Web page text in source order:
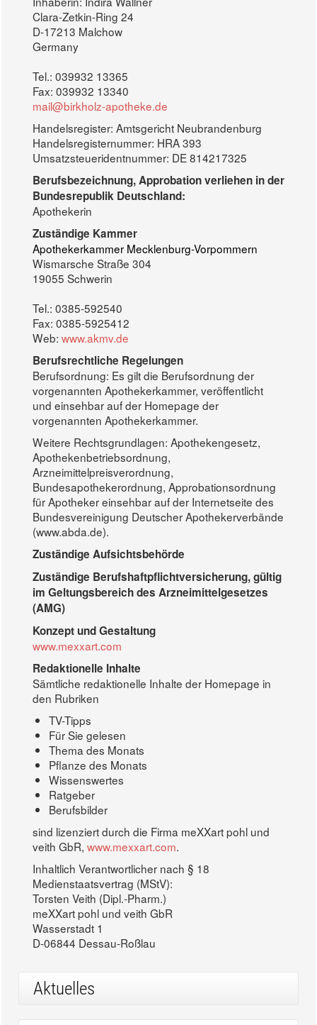
Clara-Zetkin-Ring 24
D-17213 Malchow
Germany
Tel.: 039932 13365
Fax: 039932 13340
mail@birkholz-apotheke.de
Handelsregister: Amtsgericht Neubrandenburg
Handelsregisternummer: HRA 393
Umsatzsteueridentnummer: DE 814217325
Berufsbezeichnung, Approbation verliehen in der
Bundesrepublik Deutschland:
Apothekerin
Zuständige Kammer
Apothekerkammer Mecklenburg-Vorpommern
Wismarsche Straße 304
19055 Schwerin
Tel.: 0385-592540
Fax: 0385-5925412
Web: www.akmv.de
Berufsrechtliche Regelungen
Berufsordnung: Es gilt die Berufsordnung der
vorgenannten Apothekerkammer, veröffentlicht
und einsehbar auf der Homepage der
vorgenannten Apothekerkammer.
Weitere Rechtsgrundlagen: Apothekengesetz,
Apothekenbetriebsordnung,
Arzneimittelpreisverordnung,
Bundesapothekerordnung, Approbationsordnung
für Apotheker einsehbar auf der Internetseite des
Bundesvereinigung Deutscher Apothekerverbände
(www.abda.de).
Zuständige Aufsichtsbehörde
Zuständige Berufshaftpflichtversicherung, gültig
im Geltungsbereich des Arzneimittelgesetzes
(AMG)
Konzept und Gestaltung
www.mexxart.com
Redaktionelle Inhalte
Sämtliche redaktionelle Inhalte der Homepage in
den Rubriken
TV-Tipps
Für Sie gelesen
Thema des Monats
Pflanze des Monats
Wissenswertes
Ratgeber
Berufsbilder
sind lizenziert durch die Firma meXXart pohl und
veith GbR, www.mexxart.com.
Inhaltlich Verantwortlicher nach § 18
Medienstaatsvertrag (MStV):
Torsten Veith (Dipl.-Pharm.)
meXXart pohl und veith GbR
Wasserstadt 1
D-06844 Dessau-Roßlau
Aktuelles